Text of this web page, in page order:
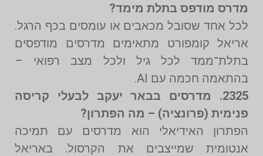
מדרס מודפס בתלת מימד?
לכל אחד שסובל מכאבים או עומסים בכף הרגל.
אריאל קומפורט מתאימים מדרסים מודפסים
בתלת־ממד לכל גיל ולכל מצב רפואי –
בהתאמה חכמה עם AI.
2325. מדרסים בבאר יעקב לבעלי קריסה
פנימית (פרונציה) – מה הפתרון?
הפתרון האידיאלי הוא מדרסים עם תמיכה
אנטומית שמייצבים את הקרסול. באריאל